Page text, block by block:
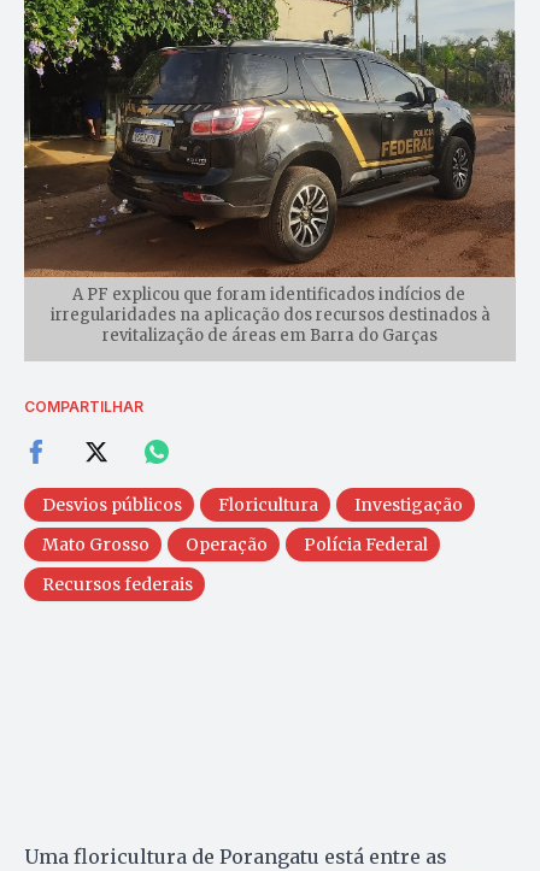
A PF explicou que foram identificados indícios de
irregularidades na aplicação dos recursos destinados à
revitalização de áreas em Barra do Garças
COMPARTILHAR
Desvios públicos Floricultura
Investigação
Mato Grosso
Operação
Polícia Federal
Recursos federais
Uma floricultura de Porangatu está entre as